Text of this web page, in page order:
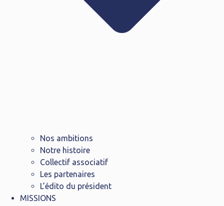
Nos ambitions
Notre histoire
Collectif associatif
Les partenaires
L’édito du président
MISSIONS